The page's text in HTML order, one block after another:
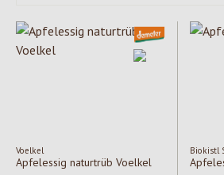
Voelkel
Apfelessig naturtrüb Voelkel
Biokistl